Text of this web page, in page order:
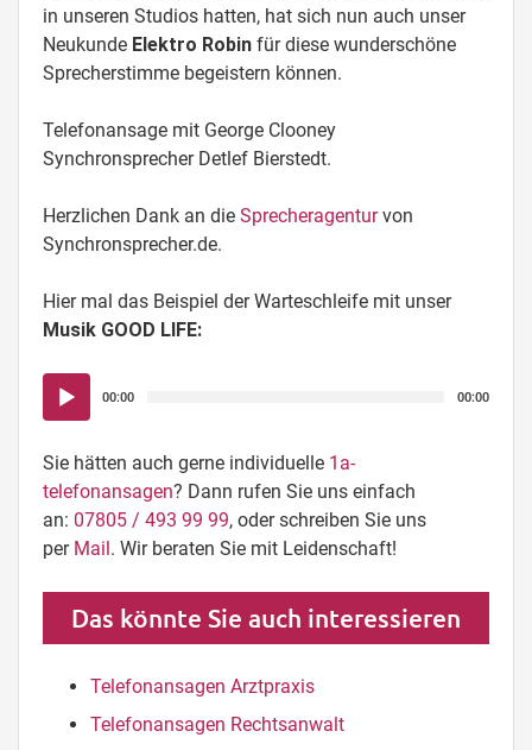
in unseren Studios hatten, hat sich nun auch unser
Neukunde Elektro Robin für diese wunderschöne
Sprecherstimme begeistern können.
Telefonansage mit George Clooney
Synchronsprecher Detlef Bierstedt.
Herzlichen Dank an die Sprecheragenturvon
Synchronsprecher.de.
Hier mal das Beispiel der Warteschleife mit unser
Musik GOOD LIFE:
Audio-
Player
00:00 00:00
Sie hätten auch gerne individuelle 1a-
telefonansagen? Dann rufen Sie uns einfach
an: 07805 / 493 99 99, oder schreiben Sie uns
per Mail. Wir beraten Sie mit Leidenschaft!
Das könnte Sie auch interessieren
Telefonansagen Arztpraxis
Telefonansagen Rechtsanwalt